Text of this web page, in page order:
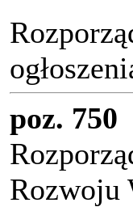
poz. 750
Rozwoju